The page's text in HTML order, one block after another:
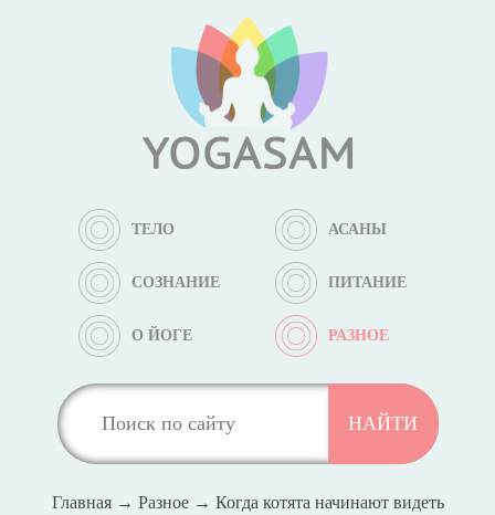
ТЕЛО АСАНЫ
СОЗНАНИЕ ПИТАНИЕ
О ЙОГЕ РАЗНОЕ
Главная→ Разное→ Когда котята начинают видеть